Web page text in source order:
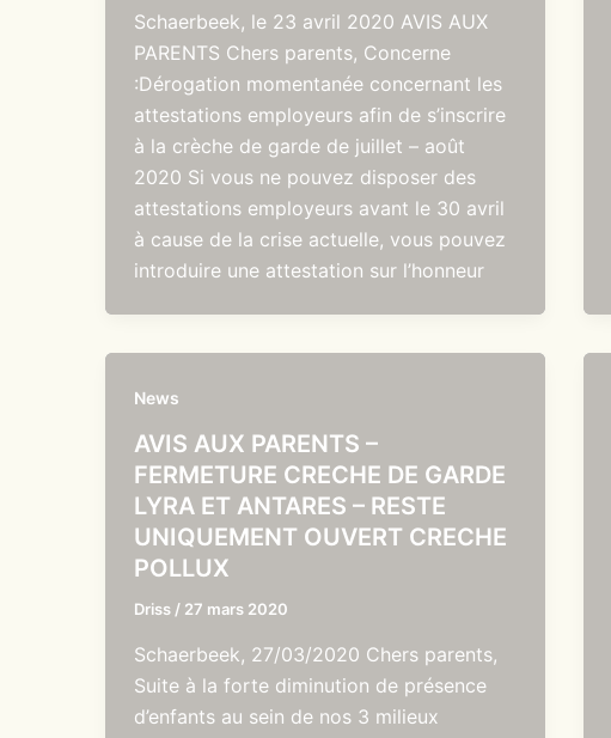
Schaerbeek, le 23 avril 2020 AVIS AUX
PARENTS Chers parents, Concerne
:Dérogation momentanée concernant les
attestations employeurs afin de s’inscrire
à la crèche de garde de juillet – août
2020 Si vous ne pouvez disposer des
attestations employeurs avant le 30 avril
à cause de la crise actuelle, vous pouvez
introduire une attestation sur l’honneur
News
AVIS AUX PARENTS –
FERMETURE CRECHE DE GARDE
LYRA ET ANTARES – RESTE
UNIQUEMENT OUVERT CRECHE
POLLUX
Driss / 27 mars 2020
Schaerbeek, 27/03/2020 Chers parents,
Suite à la forte diminution de présence
d’enfants au sein de nos 3 milieux